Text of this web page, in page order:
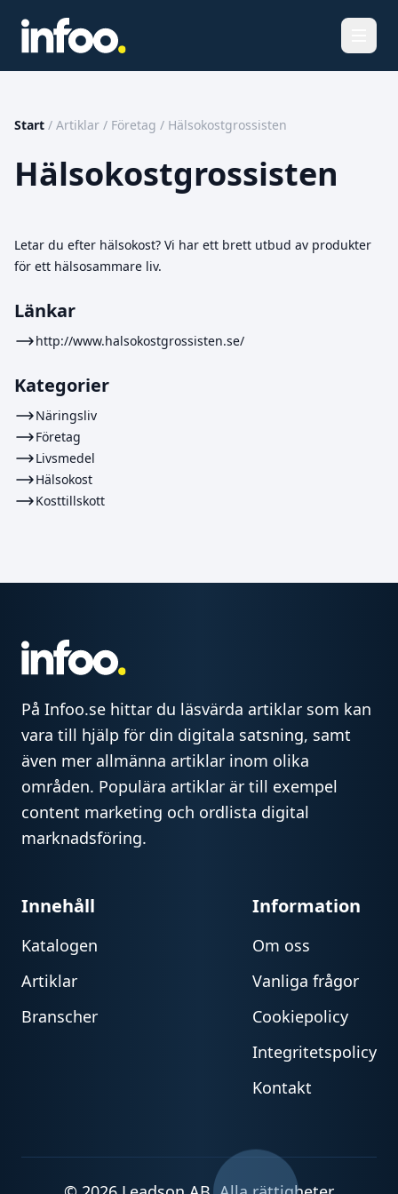
Start / Artiklar / Företag / Hälsokostgrossisten
Hälsokostgrossisten
Letar du efter hälsokost? Vi har ett brett utbud av produkter
för ett hälsosammare liv.
Länkar
http://www.halsokostgrossisten.se/
Kategorier
Näringsliv
Företag
Livsmedel
Hälsokost
Kosttillskott
På Infoo.se hittar du läsvärda artiklar som kan
vara till hjälp för din digitala satsning, samt
även mer allmänna artiklar inom olika
områden. Populära artiklar är till exempel
content marketing och ordlista digital
marknadsföring.
Innehåll
Katalogen
Artiklar
Branscher
Information
Om oss
Vanliga frågor
Cookiepolicy
Integritetspolicy
Kontakt